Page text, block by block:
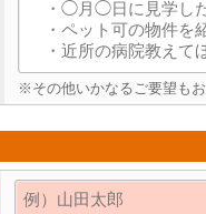
※その他いかなるご要望も